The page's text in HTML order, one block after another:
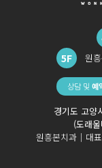
5F 원
상담 및 예
경기도 고양
(도래
원흥본치과｜ 대